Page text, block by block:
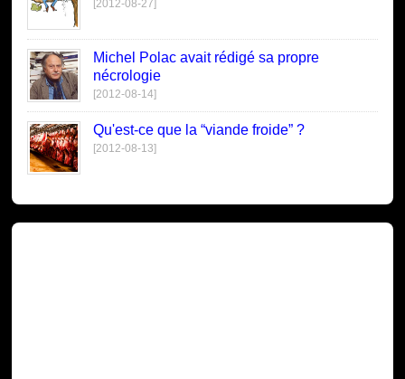
[2012-08-27]
Michel Polac avait rédigé sa propre
nécrologie
[2012-08-14]
Qu'est-ce que la “viande froide” ?
[2012-08-13]